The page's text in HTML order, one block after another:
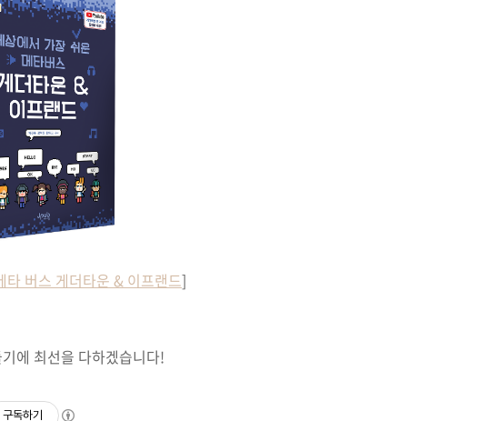
타 버스 게더타운 & 이프랜드]
에 최선을 다하겠습니다!
구독하기